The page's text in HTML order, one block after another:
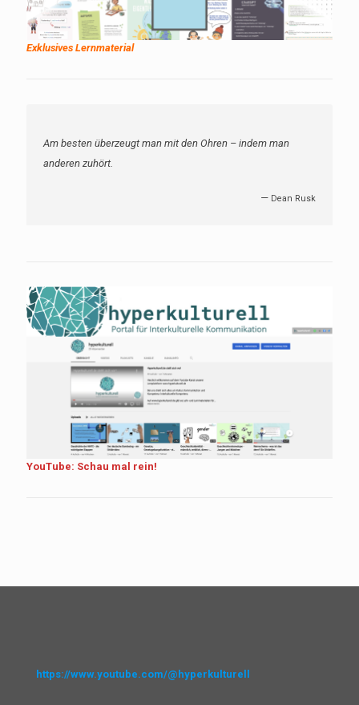
Exklusives Lernmaterial
Am besten überzeugt man mit den Ohren – indem man
anderen zuhört.
— Dean Rusk
YouTube: Schau mal rein!
https://www.youtube.com/@hyperkulturell